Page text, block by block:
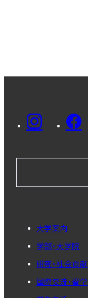
大学案内
学部・大学院
研究・社会貢献
国際交流・留学